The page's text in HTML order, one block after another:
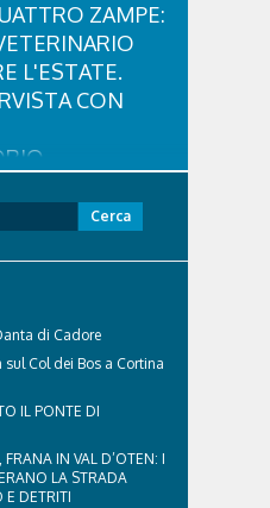
ZAMPE:
L'ESTATE.
CON
che ci ha illustrato i
i cani ad
e benessere...
di Cadore
Col dei Bos a Cortina
IL PONTE DI
IN VAL D’OTEN: I
LA STRADA
E DETRITI